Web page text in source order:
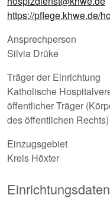
https://pflege.khwe.de/
Ansprechperson
Silvia Drüke
Träger der Einrichtung
Katholische
öffentlicher Träger
des öffentlichen Rechts)
Einzugsgebiet
Kreis Höxter
Einrichtungsdaten